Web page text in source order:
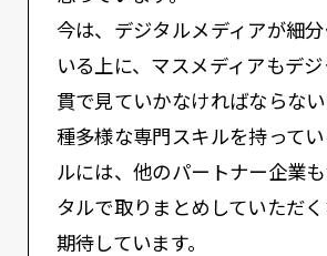
今は、デジタルメディアが細
いる上に、マスメディアもデ
貫で見ていかなければならな
種多様な専門スキルを持って
ルには、他のパートナー企業
タルで取りまとめしていただ
期待しています。